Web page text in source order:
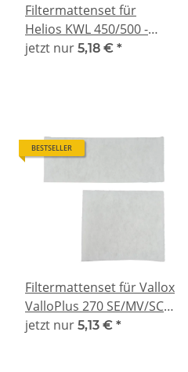
Filtermattenset für
Helios KWL 450/500 -
kompatibel 2x G4
jetzt nur 5,18 € *
BESTSELLER
Filtermattenset für Vallox
ValloPlus 270 SE/MV/SC -
kompatibel 2x G4
jetzt nur 5,13 € *